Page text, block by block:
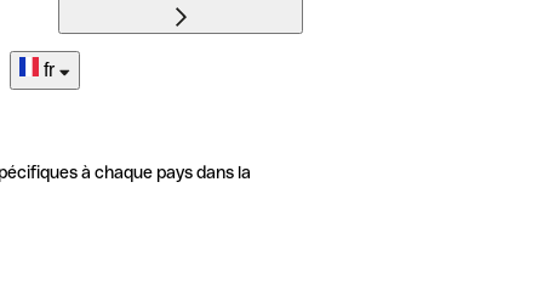
fr
à chaque pays dans la